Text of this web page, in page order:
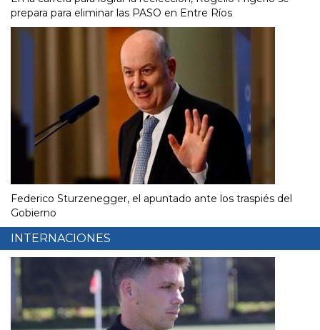
prepara para eliminar las PASO en Entre Ríos
Federico Sturzenegger, el apuntado ante los traspiés del
Gobierno
INTERNACIONES